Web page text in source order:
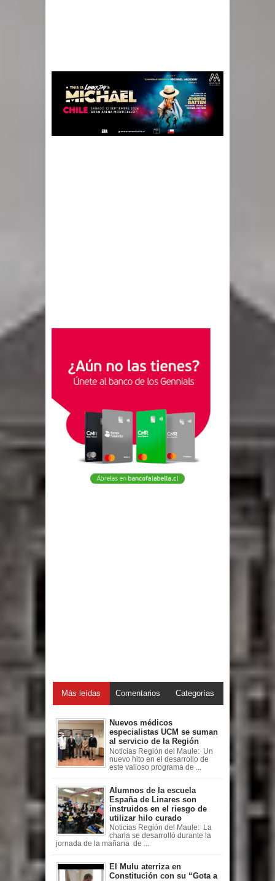
Más leídas Comentarios Categorías
Nuevos médicos
especialistas UCM se suman
al servicio de la Región
Noticias Región del Maule: Un
nuevo hito en el desarrollo de
este valioso programa de ...
Alumnos de la escuela
España de Linares son
instruidos en el riesgo de
utilizar hilo curado
Noticias Región del Maule: La
charla se desarrolló durante la
jornada de la mañana de ...
El Mulu aterriza en
Constitución con su “Gota a